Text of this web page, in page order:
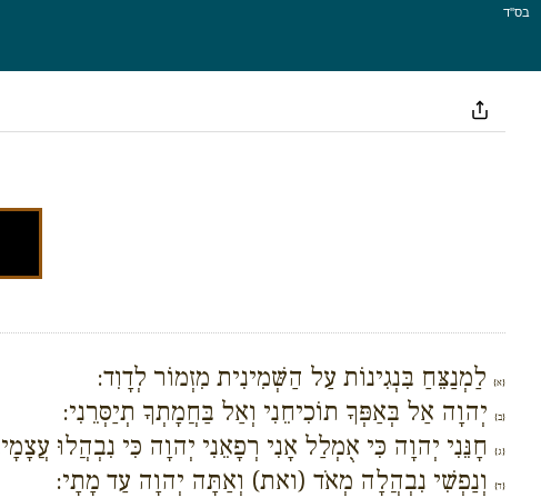
בס''ד
{א} לַמְנַצֵּחַ בִּנְגִינוֹת עַל הַשְּׁמִינִית מִזְמוֹר לְדָוִד:
{ב} יְהוָה אַל בְּאַפְּךָ תוֹכִיחֵנִי וְאַל בַּחֲמָתְךָ תְיַסְּרֵנִי:
{ג} חָנֵּנִי יְהוָה כִּי אֻמְלַל אָנִי רְפָאֵנִי יְהוָה כִּי נִבְהֲלוּ
{ד} וְנַפְשִׁי נִבְהֲלָה מְאֹד (ואת) וְאַתָּה יְהוָה עַד מָתָי: